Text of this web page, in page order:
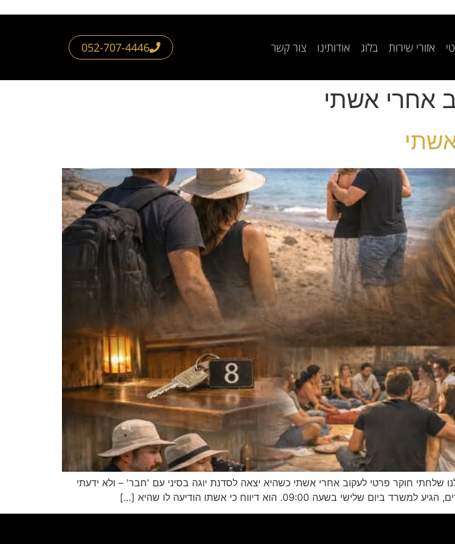
אזורי שירות בלוג אודותינו צור קשר 052-707-4446
אחרי אשתי
שלחתי חוקר פרטי לעקוב אחרי אשתי כשהיא יצאה לסדנת יוגה בסיני עם 'חבר' – ולא ידעתי